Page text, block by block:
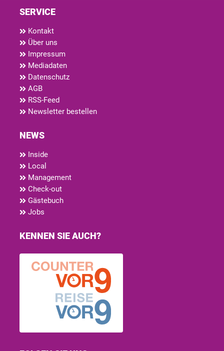
SERVICE
Kontakt
Über uns
Impressum
Mediadaten
Datenschutz
AGB
RSS-Feed
Newsletter bestellen
NEWS
Inside
Local
Management
Check-out
Gästebuch
Jobs
KENNEN SIE AUCH?